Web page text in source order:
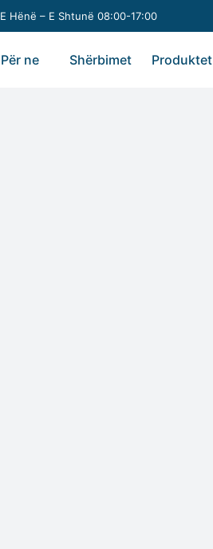
E Hënë – E Shtunë 08:00-17:00
Për ne Shërbimet Produktet